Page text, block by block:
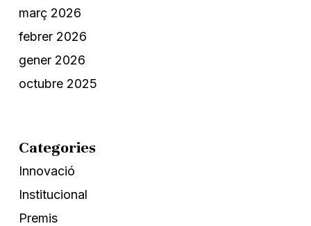
març 2026
febrer 2026
gener 2026
octubre 2025
Categories
Innovació
Institucional
Premis